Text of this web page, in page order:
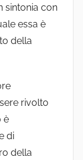
sintonia con
essa è
della
rivolto
è
di
della